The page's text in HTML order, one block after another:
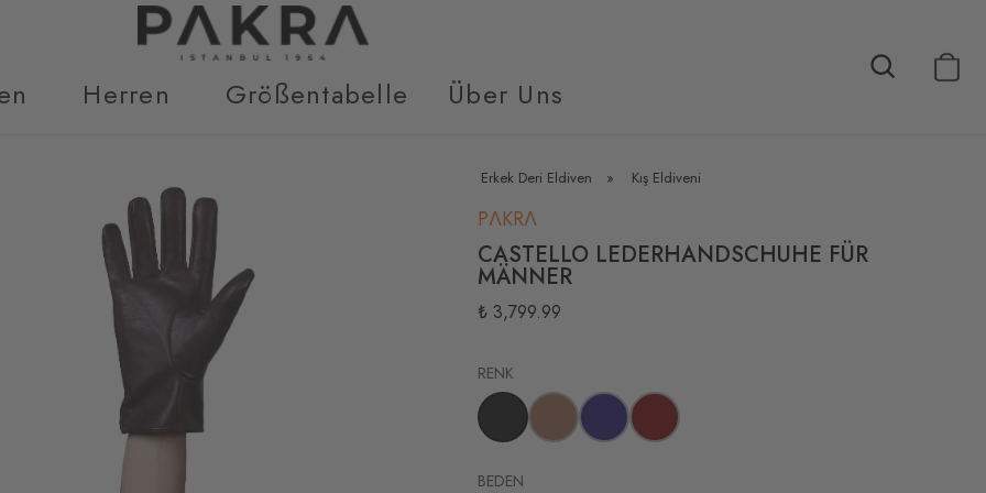
Herren Größentabelle Über Uns
Erkek Deri Eldiven » Kış Eldiveni
PΛKRΛ
CASTELLO LEDERHANDSCHUHE FÜR
MÄNNER
₺ 3,799.99
RENK
BEDEN